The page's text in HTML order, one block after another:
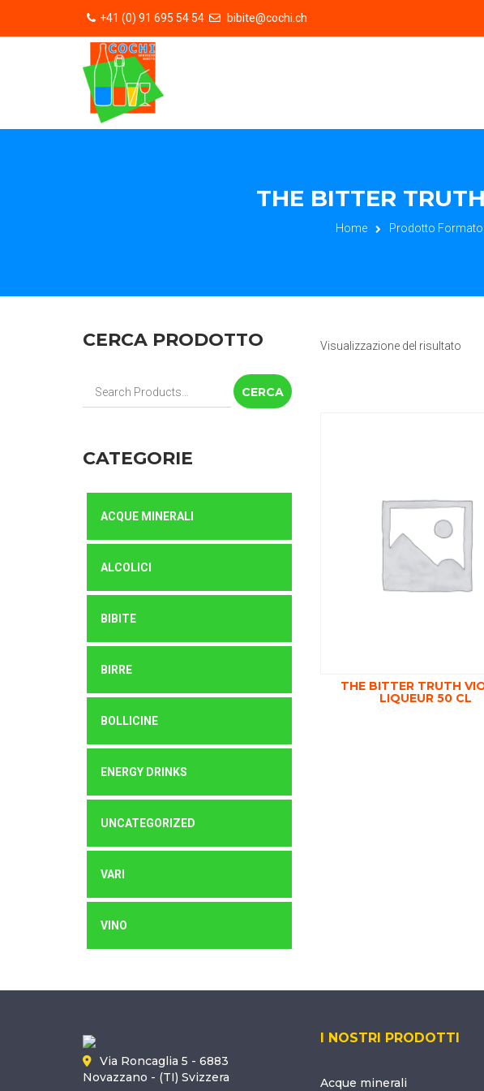
+41 (0) 91 695 54 54 bibite@cochi.ch
THE BITTER
Home Prodotto Formato
Visualizzazione del risultato
THE BITTER TRUTH
LIQUEUR 50 CL
CERCA PRODOTTO
Cerca:
CATEGORIE
ACQUE MINERALI
ALCOLICI
BIBITE
BIRRE
BOLLICINE
ENERGY DRINKS
UNCATEGORIZED
VARI
VINO
Via Roncaglia 5 - 6883
Novazzano - (TI) Svizzera
I NOSTRI PRODOTTI
Acque minerali